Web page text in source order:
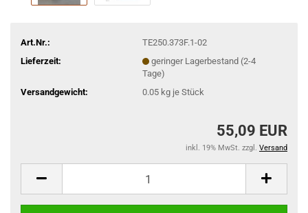
Art.Nr.:
TE250.373F.1-02
Lieferzeit:
geringer Lagerbestand (2-4
Tage)
Versandgewicht:
0.05kg je Stück
55,09 EUR
inkl. 19% MwSt. zzgl. Versand